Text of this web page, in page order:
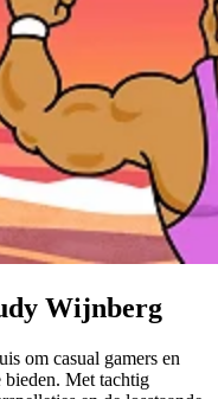
Wijnberg
om casual gamers en
bieden. Met tachtig